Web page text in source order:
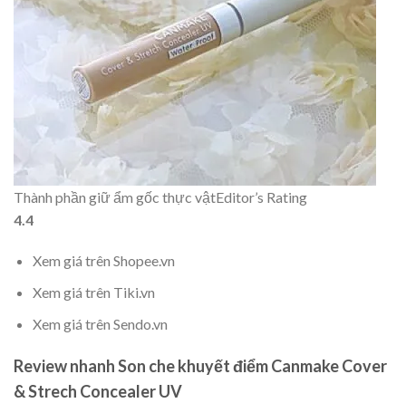
Thành phần giữ ẩm gốc thực vậtEditor’s Rating
4.4
Xem giá trên Shopee.vn
Xem giá trên Tiki.vn
Xem giá trên Sendo.vn
Review nhanh Son che khuyết điểm Canmake Cover
& Strech Concealer UV